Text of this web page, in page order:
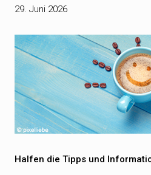
29. Juni 2026
Halfen die Tipps und